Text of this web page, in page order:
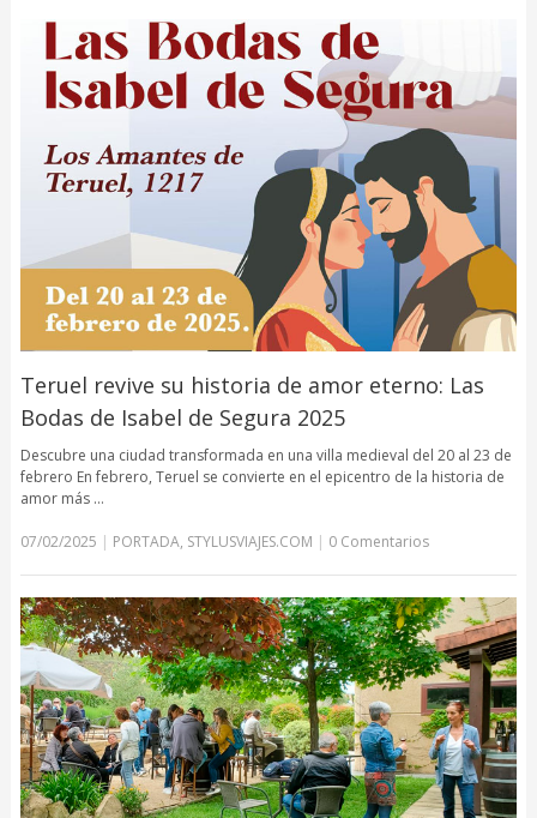
Teruel revive su historia de amor eterno: Las
Bodas de Isabel de Segura 2025
Descubre una ciudad transformada en una villa medieval del 20 al 23 de
febrero En febrero, Teruel se convierte en el epicentro de la historia de
amor más …
07/02/2025 | PORTADA, STYLUSVIAJES.COM | 0 Comentarios